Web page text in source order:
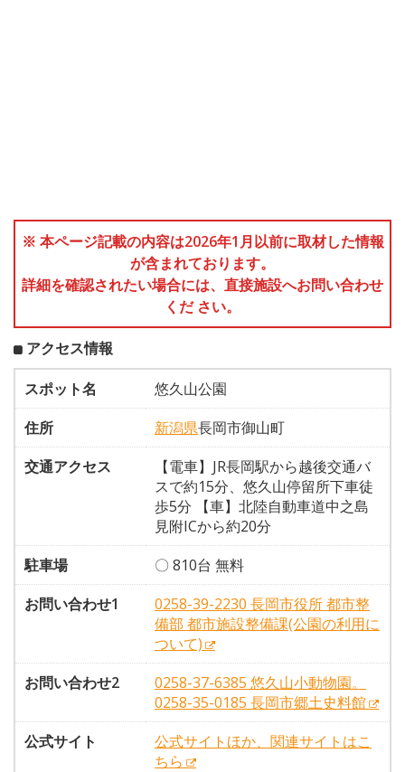
※ 本ページ記載の内容は2026年1月以前に取材した情報
が含まれております。
詳細を確認されたい場合には、直接施設へお問い合わせ
くだ さい。
アクセス情報
スポット名
悠久山公園
住所
新潟県長岡市御山町
交通アクセス
【電車】JR長岡駅から越後交通バ
スで約15分、悠久山停留所下車徒
歩5分 【車】北陸自動車道中之島
見附ICから約20分
駐車場
〇 810台 無料
お問い合わせ1
0258-39-2230 長岡市役所 都市整
備部 都市施設整備課(公園の利用に
ついて)
お問い合わせ2
0258-37-6385 悠久山小動物園。
0258-35-0185 長岡市郷土史料館
公式サイト
公式サイトほか、関連サイトはこ
ちら